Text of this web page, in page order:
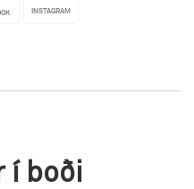
INSTAGRAM
í boði